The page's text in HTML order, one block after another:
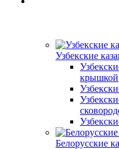
Узбекские
крышкой
Белорусские